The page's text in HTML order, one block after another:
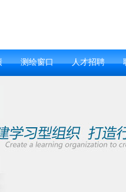
测绘窗口 人才招聘